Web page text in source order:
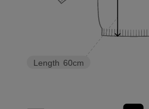
Length 60cm